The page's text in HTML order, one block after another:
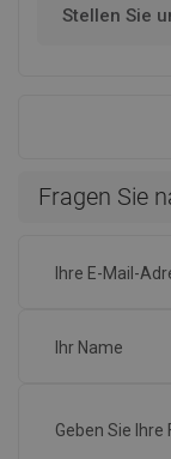
Stellen Sie
Fragen Sie